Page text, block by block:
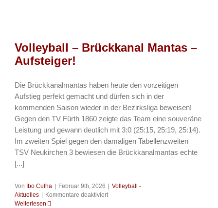
–
14.03.2026
Volleyball – Brückkanal Mantas –
Aufsteiger!
Die Brückkanalmantas haben heute den vorzeitigen
Aufstieg perfekt gemacht und dürfen sich in der
kommenden Saison wieder in der Bezirksliga beweisen!
Gegen den TV Fürth 1860 zeigte das Team eine souveräne
Leistung und gewann deutlich mit 3:0 (25:15, 25:19, 25:14).
Im zweiten Spiel gegen den damaligen Tabellenzweiten
TSV Neukirchen 3 bewiesen die Brückkanalmantas echte
[...]
Von Ibo Culha Februar 9th, 2026
Volleyball -
Aktuelles
Kommentare deaktiviertfür
Weiterlesen